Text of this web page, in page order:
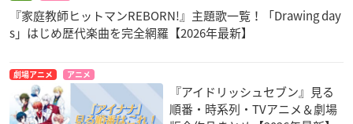
『家庭教師ヒットマンREBORN!』主題歌一覧！「Drawing day
s」はじめ歴代楽曲を完全網羅【2026年最新】
劇場アニメ アニメ
『アイドリッシュセブン』見る
順番・時系列・TVアニメ＆劇場